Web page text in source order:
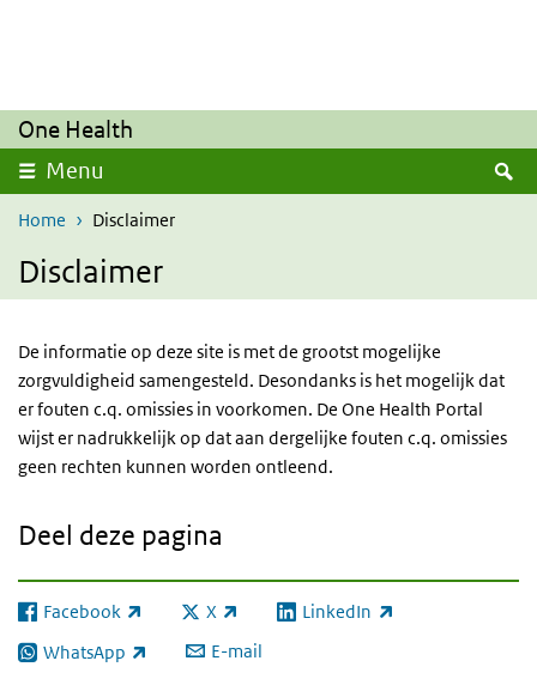
One Health
Menu
Home Disclaimer
Disclaimer
De informatie op deze site is met de grootst mogelijke
zorgvuldigheid samengesteld. Desondanks is het mogelijk dat
er fouten c.q. omissies in voorkomen. De One Health Portal
wijst er nadrukkelijk op dat aan dergelijke fouten c.q. omissies
geen rechten kunnen worden ontleend.
Deel deze pagina
Facebook
(externe link) X
(externe link) LinkedIn
(externe link)
WhatsApp
(externe link) E-mail